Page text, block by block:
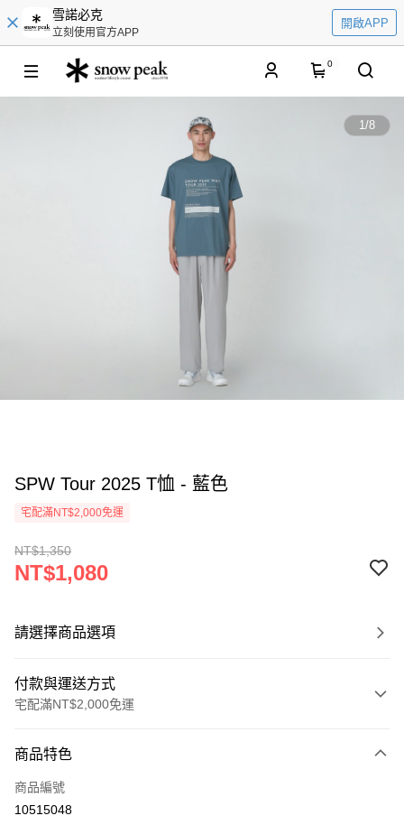
雪諾必克
立刻使用官方APP
開啟APP
0
1/8
SPW Tour 2025 T恤 - 藍色
宅配滿NT$2,000免運
NT$1,350
NT$1,080
請選擇商品選項
付款與運送方式
宅配滿NT$2,000免運
信用卡一次付款
信用卡分期付款
商品特色
商品編號
10515048